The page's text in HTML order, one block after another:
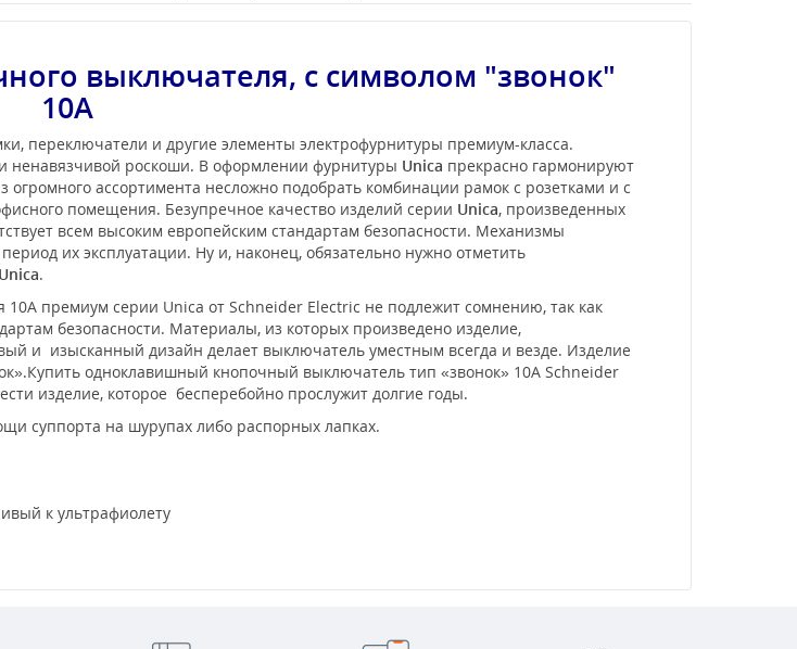
выключателя, с символом "звонок"
10А
переключатели и другие элементы электрофурнитуры премиум-класса.
ненавязчивой роскоши. В оформлении фурнитуры Unica прекрасно гармонируют
ассортимента несложно подобрать комбинации рамок с розетками и с
помещения. Безупречное качество изделий серии Unica, произведенных
всем высоким европейским стандартам безопасности. Механизмы
их эксплуатации. Ну и, наконец, обязательно нужно отметить
Unica.
премиум серии Unica от Schneider Electric не подлежит сомнению, так как
безопасности. Материалы, из которых произведено изделие,
и изысканный дизайн делает выключатель уместным всегда и везде. Изделие
одноклавишный кнопочный выключатель тип «звонок» 10А Schneider
изделие, которое бесперебойно прослужит долгие годы.
суппорта на шурупах либо распорных лапках.
к ультрафиолету